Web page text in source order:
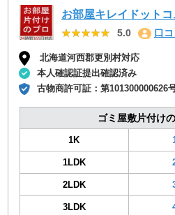
お部屋キレイドットコ
★★★★★
★★★★★ 5.0 口コ
北海道河西郡更別村対応
本人確認証提出確認済み
古物商許可証：第101300000626
ゴミ屋敷片付け
1K
1LDK
2LDK
3LDK